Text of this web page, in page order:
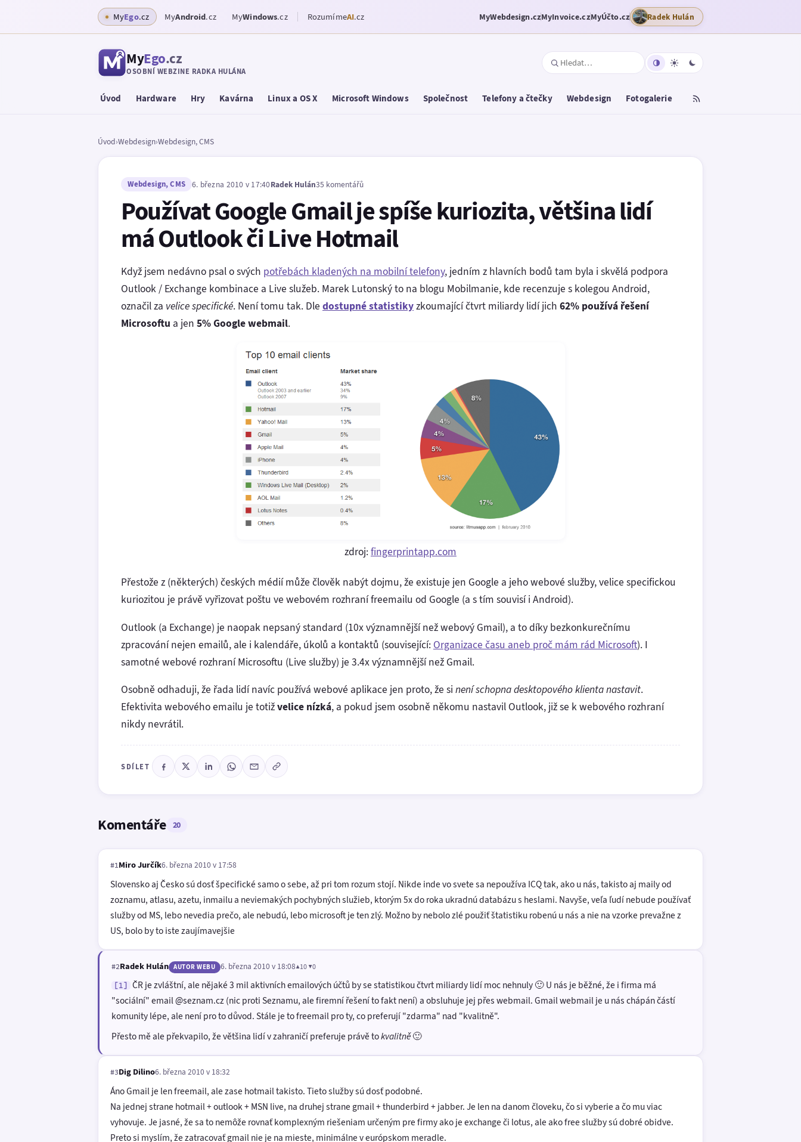
MyEgo.cz MyAndroid.cz MyWindows.cz RozumímeAI.cz MyWebdesign.czMyInvoice.czMyÚčto.cz Radek Hulán
MyEgo.cz
OSOBNÍ WEBZINE RADKA HULÁNA
Úvod Hardware Hry Kavárna Linux a OS X Microsoft Windows Společnost Telefony a čtečky Webdesign Fotogalerie
Úvod›Webdesign›Webdesign, CMS
Webdesign, CMS 6. března 2010 v 17:40Radek Hulán35 komentářů
Používat Google Gmail je spíše kuriozita, většina lidí
má Outlook či Live Hotmail
Když jsem nedávno psal o svých potřebách kladených na mobilní telefony, jedním z hlavních bodů tam byla i skvělá podpora
Outlook / Exchange kombinace a Live služeb. Marek Lutonský to na blogu Mobilmanie, kde recenzuje s kolegou Android,
označil za velice specifické. Není tomu tak. Dle dostupné statistikyzkoumající čtvrt miliardy lidí jich 62% používá řešení
Microsoftu a jen 5% Google webmail.
zdroj:fingerprintapp.com
Přestože z (některých) českých médií může člověk nabýt dojmu, že existuje jen Google a jeho webové služby, velice specifickou
kuriozitou je právě vyřizovat poštu ve webovém rozhraní freemailu od Google (a s tím souvisí i Android).
Outlook (a Exchange) je naopak nepsaný standard (10x významnější než webový Gmail), a to díky bezkonkurečnímu
zpracování nejen emailů, ale i kalendáře, úkolů a kontaktů (související: Organizace času aneb proč mám rád Microsoft). I
samotné webové rozhraní Microsoftu (Live služby) je 3.4x významnější než Gmail.
Osobně odhaduji, že řada lidí navíc používá webové aplikace jen proto, že si není schopna desktopového klienta nastavit.
Efektivita webového emailu je totižvelice nízká, a pokud jsem osobně někomu nastavil Outlook, již se k webového rozhraní
nikdy nevrátil.
SDÍLET
Komentáře 20
#1Miro Jurčík6. března 2010 v 17:58
Slovensko aj Česko sú dosť špecifické samo o sebe, až pri tom rozum stojí. Nikde inde vo svete sa nepoužíva ICQ tak, ako u nás, takisto aj maily od
zoznamu, atlasu, azetu, inmailu a neviemakých pochybných služieb, ktorým 5x do roka ukradnú databázu s heslami. Navyše, veľa ľudí nebude používať
služby od MS, lebo nevedia prečo, ale nebudú, lebo microsoft je ten zlý. Možno by nebolo zlé použiť štatistiku robenú u nás a nie na vzorke prevažne z
US, bolo by to iste zaujímavejšie
#2Radek Hulán AUTOR WEBU 6. března 2010 v 18:08▲10 ▼0
[1]
ČR je zvláštní, ale nějaké 3 mil aktivních emailových účtů by se statistikou čtvrt miliardy lidí moc nehnuly 🙂 U nás je běžné, že i firma má
"sociální" email @seznam.cz (nic proti Seznamu, ale firemní řešení to fakt není) a obsluhuje jej přes webmail. Gmail webmail je u nás chápán částí
komunity lépe, ale není pro to důvod. Stále je to freemail pro ty, co preferují "zdarma" nad "kvalitně".
Přesto mě ale překvapilo, že většina lidí v zahraničí preferuje právě tokvalitně🙂
#3Dig Dilino6. března 2010 v 18:32
Áno Gmail je len freemail, ale zase hotmail takisto. Tieto služby sú dosť podobné.
Na jednej strane hotmail + outlook + MSN live, na druhej strane gmail + thunderbird + jabber. Je len na danom človeku, čo si vyberie a čo mu viac
vyhovuje. Je jasné, že sa to nemôže rovnať komplexným riešeniam určeným pre firmy ako je exchange či lotus, ale ako free služby sú dobré obidve.
Preto si myslím, že zatracovať gmail nie je na mieste, minimálne v európskom meradle.